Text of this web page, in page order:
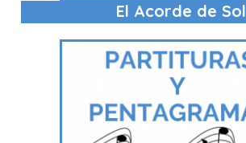
El Acorde de Sol